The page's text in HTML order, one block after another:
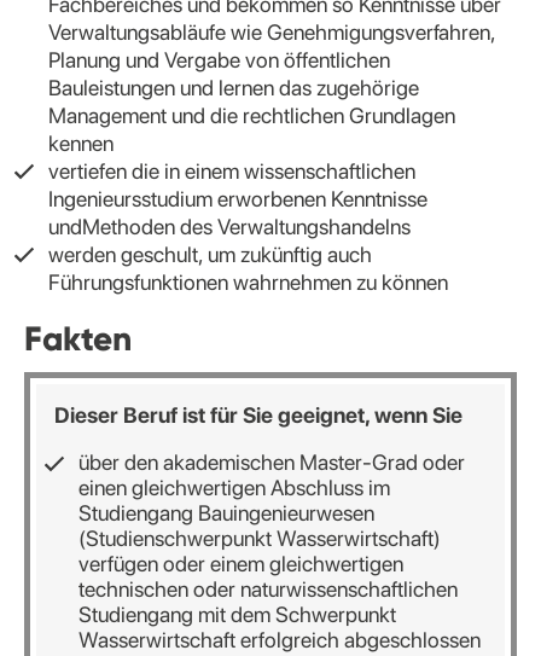
Verwaltungsabläufe wie Genehmigungsverfahren,
Planung und Vergabe von öffentlichen
Bauleistungen und lernen das zugehörige
Management und die rechtlichen Grundlagen
kennen
vertiefen die in einem wissenschaftlichen
Ingenieursstudium erworbenen Kenntnisse
undMethoden des Verwaltungshandelns
werden geschult, um zukünftig auch
Führungsfunktionen wahrnehmen zu können
Fakten
Dieser Beruf ist für Sie geeignet, wenn Sie
über den akademischen Master-Grad oder
einen gleichwertigen Abschluss im
Studiengang Bauingenieurwesen
(Studienschwerpunkt Wasserwirtschaft)
verfügen oder einem gleichwertigen
technischen oder naturwissenschaftlichen
Studiengang mit dem Schwerpunkt
Wasserwirtschaft erfolgreich abgeschlossen